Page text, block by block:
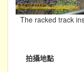
The racked track
拍攝地點